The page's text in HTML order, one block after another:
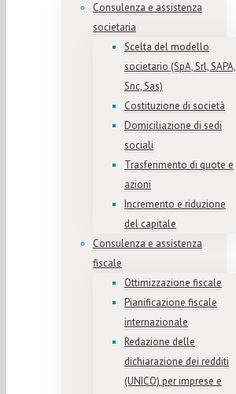
Consulenza e assistenza
societaria
Scelta del modello
societario (SpA, Srl, SAPA,
Snc, Sas)
Costituzione di società
Domiciliazione di sedi
sociali
Trasferimento di quote e
azioni
Incremento e riduzione
del capitale
Consulenza e assistenza
fiscale
Ottimizzazione fiscale
Pianificazione fiscale
internazionale
Redazione delle
dichiarazione dei redditi
(UNICO) per imprese e